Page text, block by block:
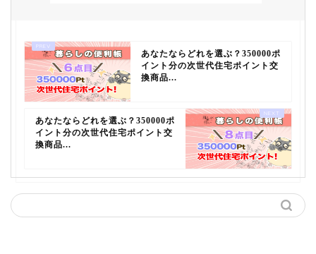
あなたならどれを選ぶ？350000ポ
イント分の次世代住宅ポイント交
換商品...
あなたならどれを選ぶ？350000ポ
イント分の次世代住宅ポイント交
換商品...